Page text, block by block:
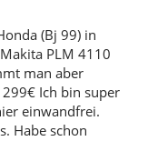
(Bj 99) in
PLM 4110
man aber
Ich bin super
einwandfrei.
Habe schon